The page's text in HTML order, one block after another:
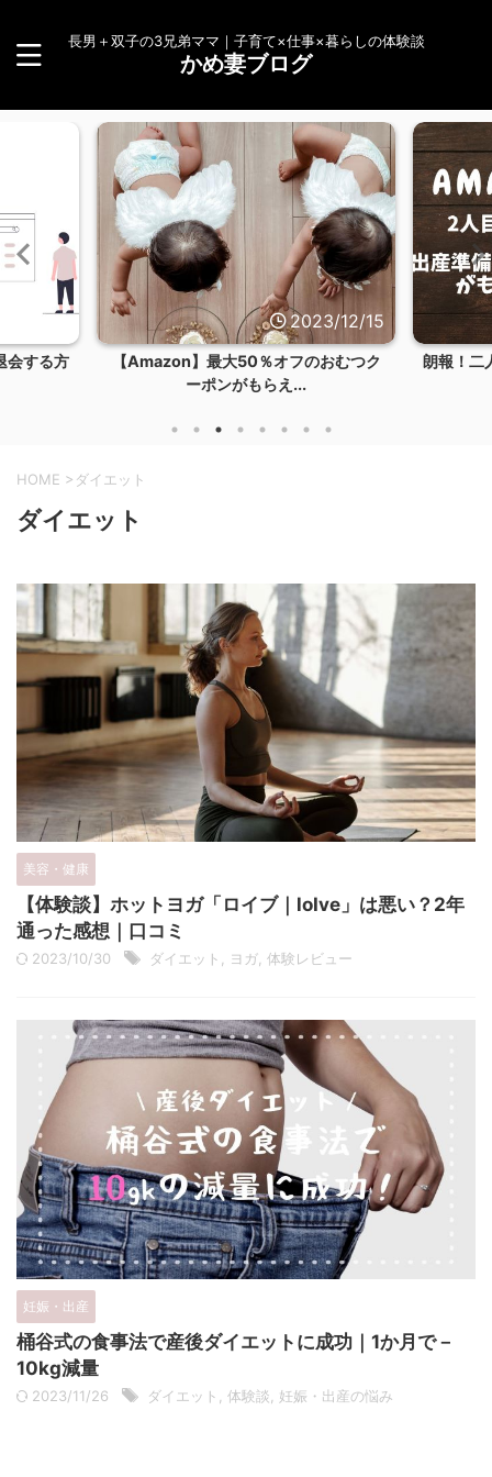
長男＋双子の3兄弟ママ｜子育て×仕事×暮らしの体験談
かめ妻ブログ
12/24
会する方
2023/12/15
【Amazon】最大50％オフのおむつク
ーポンがもらえ...
朗報！二
HOME > ダイエット
ダイエット
美容・健康
【体験談】ホットヨガ「ロイブ｜loIve」は悪い？2年
通った感想｜口コミ
2023/10/30 ダイエット , ヨガ, 体験レビュー
妊娠・出産
桶谷式の食事法で産後ダイエットに成功｜1か月で－
10kg減量
2023/11/26 ダイエット 体験談 妊娠・出産の悩み